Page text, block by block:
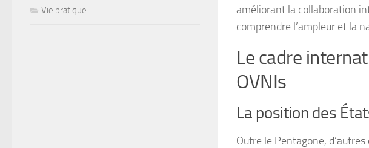
améliorant la collaboration
comprendre l’ampleur et la
Le cadre
OVNIs
La position des
Outre le Pentagone,
Vie pratique